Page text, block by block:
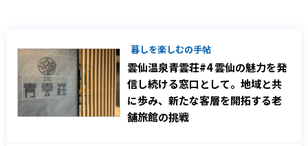
暮しを楽しむの手帖
雲仙温泉青雲荘#4 雲仙の魅力を発
信し続ける窓口として。地域と共
に歩み、新たな客層を開拓する老
舗旅館の挑戦